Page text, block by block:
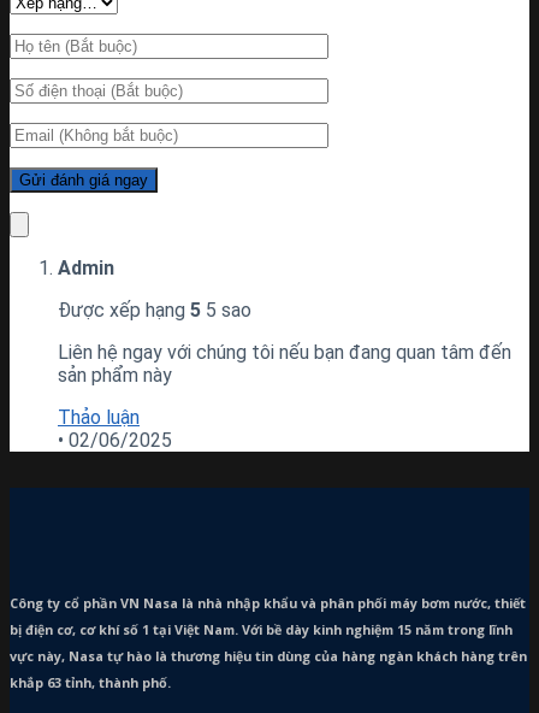
Admin
Được xếp hạng 5 5 sao
Liên hệ ngay với chúng tôi nếu bạn đang quan tâm đến
sản phẩm này
Thảo luận
• 02/06/2025
Công ty cổ phần VN Nasa là nhà nhập khẩu và phân phối máy bơm nước, thiết
bị điện cơ, cơ khí số 1 tại Việt Nam. Với bề dày kinh nghiệm 15 năm trong lĩnh
vực này, Nasa tự hào là thương hiệu tin dùng của hàng ngàn khách hàng trên
khắp 63 tỉnh, thành phố.